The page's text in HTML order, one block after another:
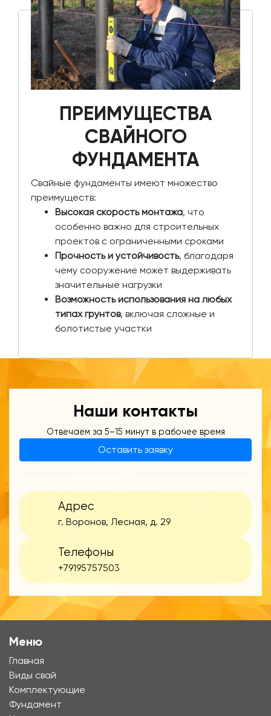
ПРЕИМУЩЕСТВА
СВАЙНОГО
ФУНДАМЕНТА
Свайные фундаменты имеют множество
преимуществ:
Высокая скорость монтажа, что
особенно важно для строительных
проектов с ограниченными сроками
Прочность и устойчивость, благодаря
чему сооружение может выдерживать
значительные нагрузки
Возможность использования на любых
типах грунтов, включая сложные и
болотистые участки
Наши контакты
Отвечаем за 5–15 минут в рабочее время
Оставить заявку
Адрес
г. Воронов, Лесная, д. 29
Телефоны
+79195757503
Меню
Главная
Виды свай
Комплектующие
Фундамент